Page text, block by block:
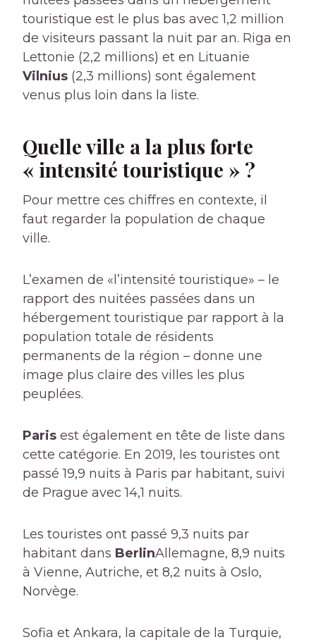
touristique est le plus bas avec 1,2 million
de visiteurs passant la nuit par an. Riga en
Lettonie (2,2 millions) et en Lituanie
Vilnius (2,3 millions) sont également
venus plus loin dans la liste.
Quelle ville a la plus forte
« intensité touristique » ?
Pour mettre ces chiffres en contexte, il
faut regarder la population de chaque
ville.
L’examen de «l’intensité touristique» – le
rapport des nuitées passées dans un
hébergement touristique par rapport à la
population totale de résidents
permanents de la région – donne une
image plus claire des villes les plus
peuplées.
Paris est également en tête de liste dans
cette catégorie. En 2019, les touristes ont
passé 19,9 nuits à Paris par habitant, suivi
de Prague avec 14,1 nuits.
Les touristes ont passé 9,3 nuits par
habitant dans BerlinAllemagne, 8,9 nuits
à Vienne, Autriche, et 8,2 nuits à Oslo,
Norvège.
Sofia et Ankara, la capitale de la Turquie,